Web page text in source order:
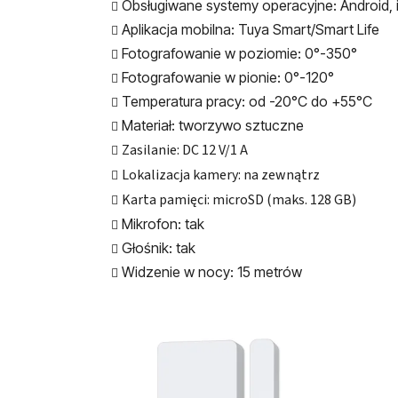
Obsługiwane systemy operacyjne: Android,
Aplikacja mobilna: Tuya Smart/Smart Life
Fotografowanie w poziomie: 0°-350°
Fotografowanie w pionie: 0°-120°
Temperatura pracy: od -20°C do +55°C
Materiał: tworzywo sztuczne
Zasilanie: DC 12 V/1 A
Lokalizacja kamery: na zewnątrz
Karta pamięci: microSD (maks. 128 GB)
Mikrofon: tak
Głośnik: tak
Widzenie w nocy: 15 metrów